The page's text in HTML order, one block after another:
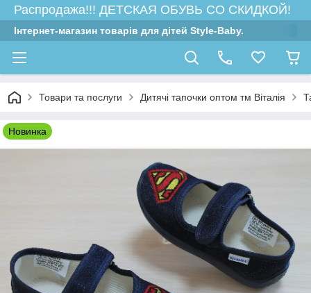
Распродажа!!! ДЕТСКАЯ ОБУВЬ СО СКИДКОЙ!
Інтернет-магазин товарів для дітей Style-Baby.
Товари та послуги Дитячі тапочки оптом тм Віталія
Новинка